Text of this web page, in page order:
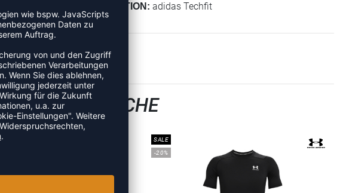
KOLLEKTION: adidas Techfit
SALE
-20%